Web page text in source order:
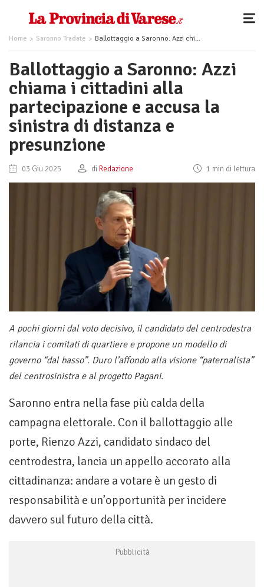
Home Saronno Tradate Ballottaggio a Saronno: Azzi chiama i cittadini alla partecipazione e accusa la sinistra di distanza e presunzione
Ballottaggio a Saronno: Azzi
chiama i cittadini alla
partecipazione e accusa la
sinistra di distanza e
presunzione
03 Giu 2025 di Redazione 1 min di lettura
A pochi giorni dal voto decisivo, il candidato del centrodestra
rilancia i comitati di quartiere e propone un modello di
governo “dal basso”. Duro l’affondo alla visione “paternalista”
del centrosinistra e al progetto Pagani.
Saronno entra nella fase più calda della
campagna elettorale. Con il ballottaggio alle
porte, Rienzo Azzi, candidato sindaco del
centrodestra, lancia un appello accorato alla
cittadinanza: andare a votare è un gesto di
responsabilità e un’opportunità per incidere
davvero sul futuro della città.